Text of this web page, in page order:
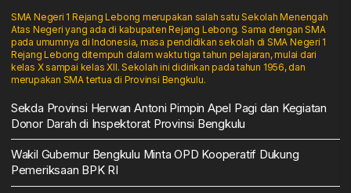
SMA Negeri 1 Rejang Lebong merupakan salah satu Sekolah Menengah
Atas Negeri yang ada di kabupaten Rejang Lebong. Sama dengan SMA
pada umumnya di Indonesia, masa pendidikan sekolah di SMA Negeri 1
Rejang Lebong ditempuh dalam waktu tiga tahun pelajaran, mulai dari
kelas X sampai kelas XII. Sekolah ini didirikan pada tahun 1956, dan
merupakan SMA tertua di Provinsi Bengkulu.
Sekda Provinsi Herwan Antoni Pimpin Apel Pagi dan Kegiatan
Donor Darah di Inspektorat Provinsi Bengkulu
Wakil Gubernur Bengkulu Minta OPD Kooperatif Dukung
Pemeriksaan BPK RI